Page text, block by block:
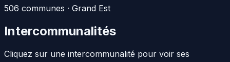
506 communes · Grand Est
Intercommunalités
Cliquez sur une intercommunalité pour voir ses